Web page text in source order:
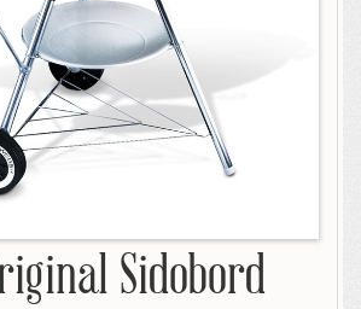
Sidobord